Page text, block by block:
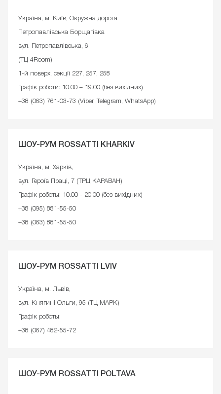
Україна, м. Київ, Окружна дорога
Петропавлівська Борщагівка
вул. Петропавлівська, 6
(ТЦ 4Room)
1-й поверх, секції 227, 257, 258
Графік роботи: 10.00 – 19.00 (без вихідних)
+38 (063) 761-03-73 (Viber, Telegram, WhatsApp)
ШОУ-РУМ ROSSATTI KHARKIV
Україна, м. Харків,
вул. Героїв Праці, 7 (ТРЦ КАРАВАН)
Графік роботы: 10.00 - 20.00 (без вихідних)
+38 (095) 881-55-50
+38 (063) 881-55-50
ШОУ-РУМ ROSSATTI LVIV
Україна, м. Львів,
вул. Княгині Ольги, 95 (ТЦ МАРК)
Графік роботы:
+38 (067) 482-55-72
ШОУ-РУМ ROSSATTI POLTAVA